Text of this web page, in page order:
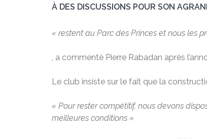
À DES DISCUSSIONS POUR SON
« restent au Parc des Princes et nous les
, a commenté Pierre Rabadan après
Le club insiste sur le fait que la
« Pour rester compétitif, nous devons
meilleures conditions »